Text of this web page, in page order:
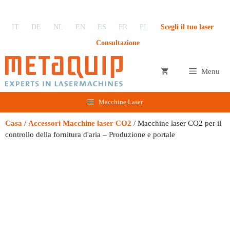
contenuto
IT DE NL EN ES FR PL Scegli il tuo laser
Consultazione
Menu
Macchine Laser
Casa / Accessori Macchine laser CO2 / Macchine laser CO2 per il
controllo della fornitura d'aria – Produzione e portale